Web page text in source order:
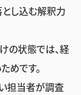
とし込む解釈力
の状態では、経
めです。
担当者が調査